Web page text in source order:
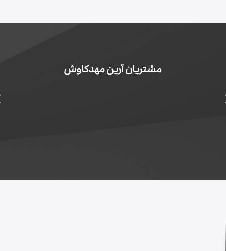
مشتریان آرین‌ مهدکاوش